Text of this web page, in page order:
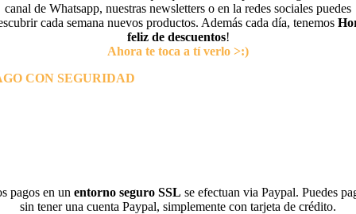
canal de Whatsapp, nuestras newsletters o en la redes sociales puedes
cada semana nuevos productos. Además cada día, tenemos
feliz de descuentos!
Ahora te toca a tí verlo >:)
CON SEGURIDAD
pagos en un entorno seguro SSL se efectuan via Paypal. Puedes
sin tener una cuenta Paypal, simplemente con tarjeta de crédito.